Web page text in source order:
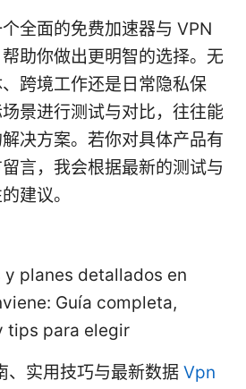
全面的免费加速器与 VPN
助你做出更明智的选择。无
跨境工作还是日常隐私保
景进行测试与对比，往往能
决方案。若你对具体产品有
言，我会根据最新的测试与
建议。
planes detallados en
Guía completa,
tips para elegir
、实用技巧与最新数据 Vpn